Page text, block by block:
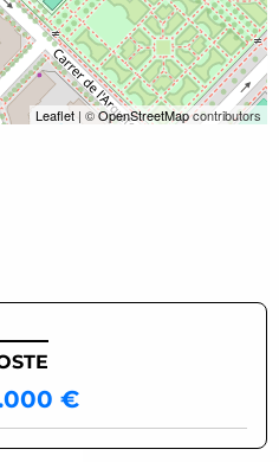
Leaflet | ©OpenStreetMapcontributors
€